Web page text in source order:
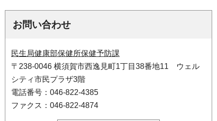
お問い合わせ
民生局健康部保健所保健予防課
〒238-0046 横須賀市西逸見町1丁目38番地11 ウェル
シティ市民プラザ3階
電話番号：046-822-4385
ファクス：046-822-4874